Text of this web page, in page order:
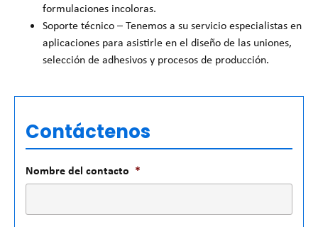
formulaciones incoloras.
Soporte técnico – Tenemos a su servicio especialistas en
aplicaciones para asistirle en el diseño de las uniones,
selección de adhesivos y procesos de producción.
Contáctenos
Nombre del contacto *